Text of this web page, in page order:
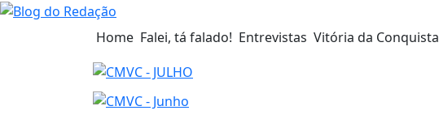
Home Falei, tá falado! Entrevistas Vitória da Conquista